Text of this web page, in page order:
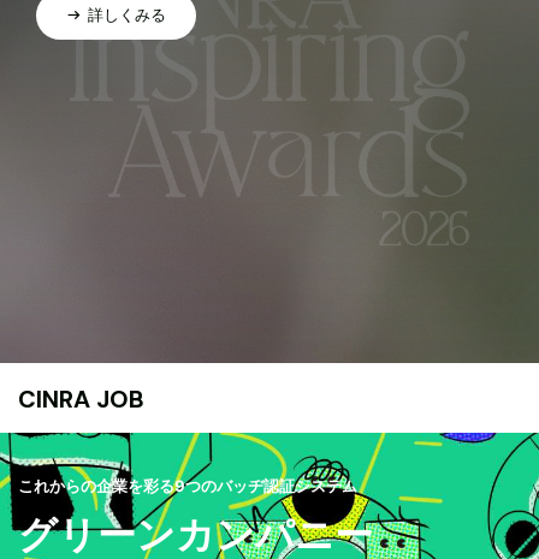
詳しくみる
CINRA JOB
これからの企業を彩る9つのバッヂ認証システム
グリーンカンパニー